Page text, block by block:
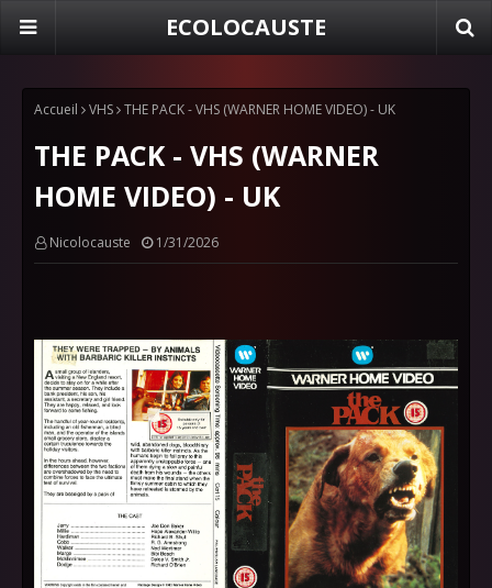
ECOLOCAUSTE
Accueil VHS THE PACK - VHS (WARNER HOME VIDEO) - UK
THE PACK - VHS (WARNER
HOME VIDEO) - UK
Nicolocauste 1/31/2026